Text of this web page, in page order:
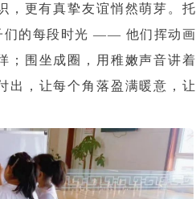
，更有真挚友谊悄然萌芽。托
们的每段时光 —— 他们挥动画
；围坐成圈，用稚嫩声音讲着
出，让每个角落盈满暖意，让